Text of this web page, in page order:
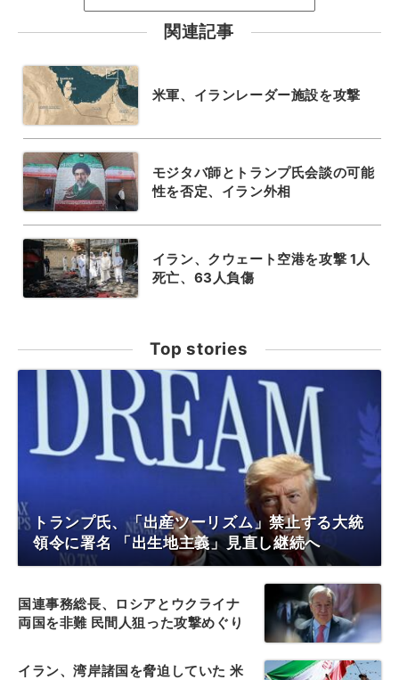
関連記事
米軍、イランレーダー施設を攻撃
モジタバ師とトランプ氏会談の可能
性を否定、イラン外相
イラン、クウェート空港を攻撃 1人
死亡、63人負傷
Top stories
トランプ氏、「出産ツーリズム」禁止する大統
領令に署名 「出生地主義」見直し継続へ
国連事務総長、ロシアとウクライナ
両国を非難 民間人狙った攻撃めぐり
イラン、湾岸諸国を脅迫していた 米